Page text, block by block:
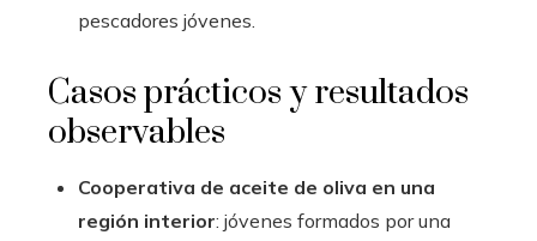
pescadores jóvenes.
Casos prácticos y resultados
observables
Cooperativa de aceite de oliva en una
región interior: jóvenes formados por una